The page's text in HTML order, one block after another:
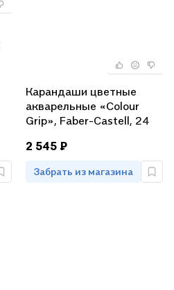
Карандаши цветные
акварельные «Colour
Grip», Faber-Castell, 24
2 545 ₽
Забрать из магазина